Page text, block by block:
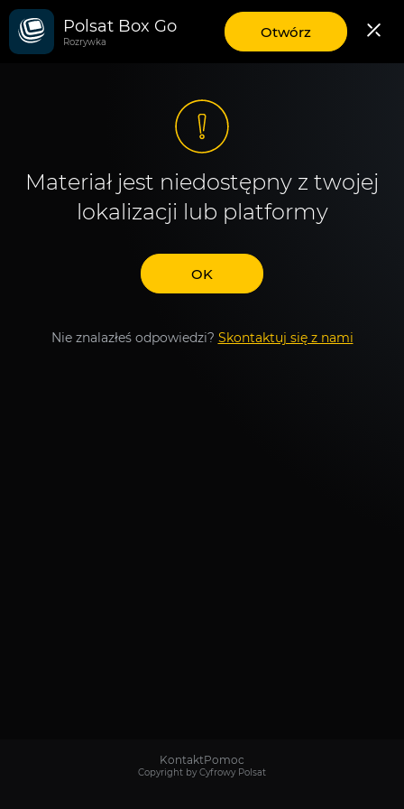
Polsat Box Go
Rozrywka
Otwórzaplikację
mobilną
Polsat
Materiał jest niedostępny z twojej
lokalizacji lub platformy
OK
Nie znalazłeś odpowiedzi? Skontaktuj się z nami
KontaktPomoc
Copyright by Cyfrowy Polsat